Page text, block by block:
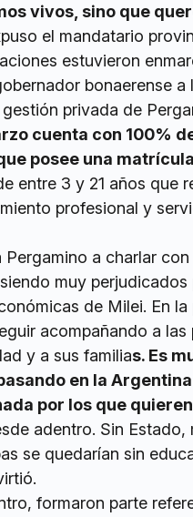
vivos, sino que
el mandatario
estuvieron
bonaerense a
privada de
cuenta con 100%
posee una
entre 3 y 21 años que
profesional y
Pergamino a charlar
muy perjudicados
de Milei. En la
acompañando a las
y a sus familias. Es
en la
por los que
adentro. Sin Estado,
se quedarían sin
formaron parte